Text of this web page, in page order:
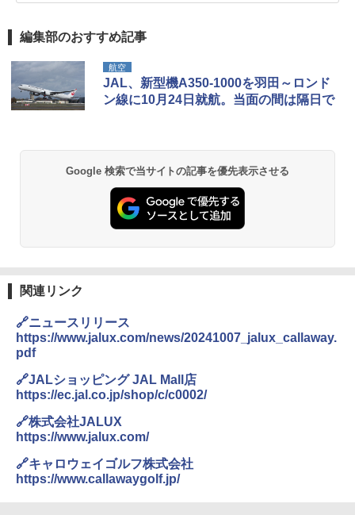
編集部のおすすめ記事
航空
JAL、新型機A350-1000を羽田～ロンド
ン線に10月24日就航。当面の間は隔日で
Google 検索で当サイトの記事を優先表示させる
関連リンク
🔗ニュースリリース
https://www.jalux.com/news/20241007_jalux_callaway.
pdf
🔗JALショッピング JAL Mall店
https://ec.jal.co.jp/shop/c/c0002/
🔗株式会社JALUX
https://www.jalux.com/
🔗キャロウェイゴルフ株式会社
https://www.callawaygolf.jp/